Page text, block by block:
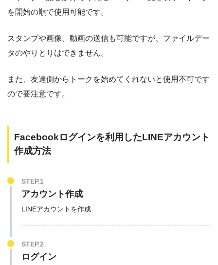
を開始の順で使用可能です。
スタンプや画像、動画の送信も可能ですが、ファイルデー
タのやりとりはできません。
また、友達側からトークを始めてくれないと使用不可です
ので要注意です。
Facebookログインを利用したLINEアカウント
作成方法
STEP.1
アカウント作成
LINEアカウントを作成
STEP.2
ログイン